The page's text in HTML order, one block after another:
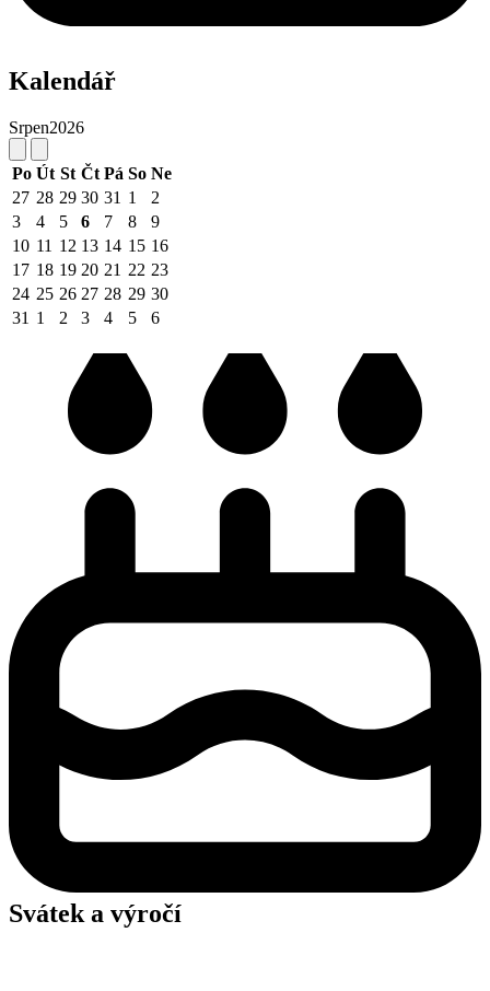
Kalendář
Srpen2026
Po Út St Čt Pá So Ne
27 28 29 30 31 1
2
3
4 5 6 7 8
9
10 11 12 13 14 15 16
17 18 19 20 21 22 23
24 25 26 27 28 29 30
31 1 2 3 4 5 6
Svátek a výročí